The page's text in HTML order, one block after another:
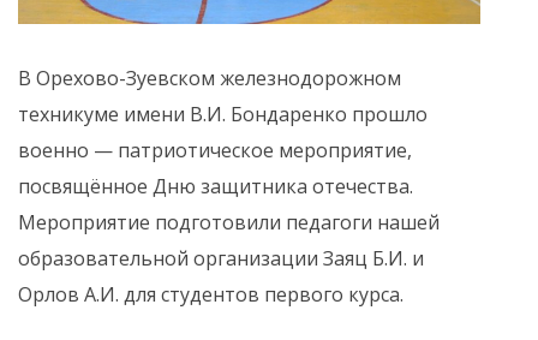
В Орехово-Зуевском железнодорожном
техникуме имени В.И. Бондаренко прошло
военно — патриотическое мероприятие,
посвящённое Дню защитника отечества.
Мероприятие подготовили педагоги нашей
образовательной организации Заяц Б.И. и
Орлов А.И. для студентов первого курса.